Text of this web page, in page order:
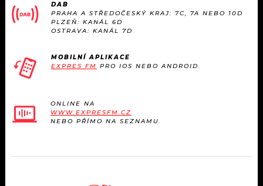
TRENDY
MIX
DAB
PRAHA A STŘEDOČESKÝ KRAJ: 7C, 7A NEBO 10D
PLZEŇ: KANÁL 6D
OSTRAVA: KANÁL 7D
MOBILNÍ APLIKACE
EXPRES FM PRO IOS NEBO ANDROID.
ONLINE NA
WWW.EXPRESFM.CZ
NEBO PŘÍMO NA SEZNAMU.